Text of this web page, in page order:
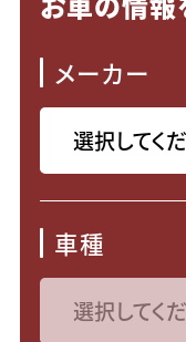
メーカー
車種